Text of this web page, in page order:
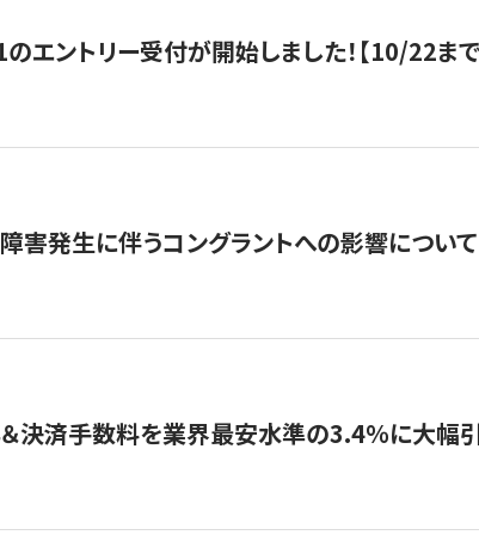
エントリー受付が開始しました！【10/22まで
障害発生に伴うコングラントへの影響について
決済手数料を業界最安水準の3.4％に大幅